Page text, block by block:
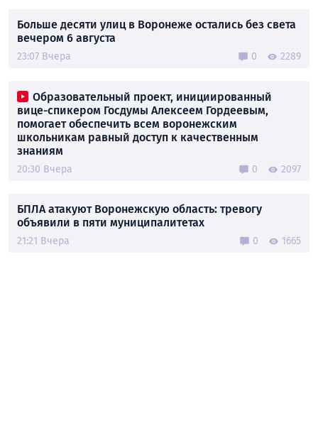
Больше десяти улиц в Воронеже остались без света
вечером 6 августа
23:07 Вчера 0 2289
Образовательный проект, инициированный
вице-спикером Госдумы Алексеем Гордеевым,
помогает обеспечить всем воронежским
школьникам равный доступ к качественным
знаниям
20:30 Вчера 0 2097
БПЛА атакуют Воронежскую область: тревогу
объявили в пяти муниципалитетах
21:21 Вчера 0 1665